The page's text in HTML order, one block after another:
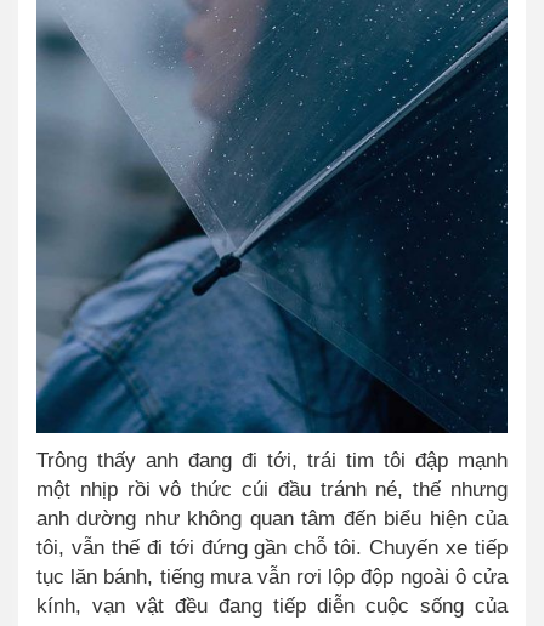
Trông thấy anh đang đi tới, trái tim tôi đập mạnh
một nhịp rồi vô thức cúi đầu tránh né, thế nhưng
anh dường như không quan tâm đến biểu hiện của
tôi, vẫn thế đi tới đứng gần chỗ tôi. Chuyến xe tiếp
tục lăn bánh, tiếng mưa vẫn rơi lộp độp ngoài ô cửa
kính, vạn vật đều đang tiếp diễn cuộc sống của